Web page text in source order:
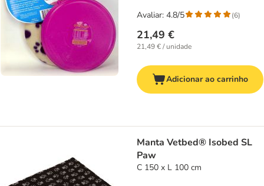
21,49 €
21,49 € / unidade
Avaliar: 4.8/5 (6)
Adicionar ao carrinho
Manta Vetbed® Isobed SL
Paw
C 150 x L 100 cm